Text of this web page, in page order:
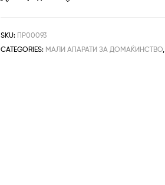
SKU: ПР00093
CATEGORIES: МАЛИ АПАРАТИ ЗА ДОМАЌИНСТВО,